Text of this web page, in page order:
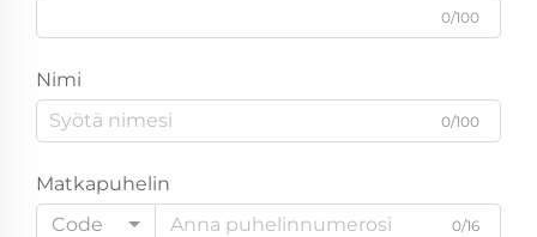
0/100
Nimi
0/100
Matkapuhelin
Code
0/16